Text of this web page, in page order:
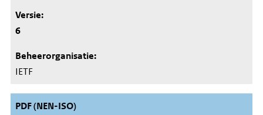
6
IETF
PDF (NEN-ISO)